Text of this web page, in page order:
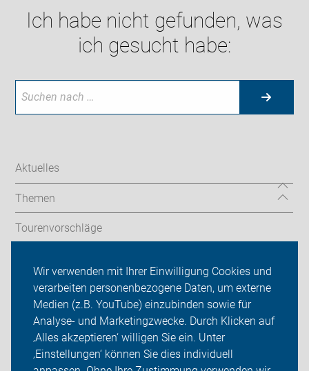
Wir verwenden mit Ihrer Einwilligung Cookies und
verarbeiten personenbezogene Daten, um externe
Medien (z.B. YouTube) einzubinden sowie für
Analyse- und Marketingzwecke. Durch Klicken auf
‚Alles akzeptieren‘ willigen Sie ein. Unter
‚Einstellungen‘ können Sie dies individuell
Ich habe nicht gefunden, was
ich gesucht habe:
Aktuelles
Themen
Tourenvorschläge
ADFC Donau-Ries
Sei dabei
Presse